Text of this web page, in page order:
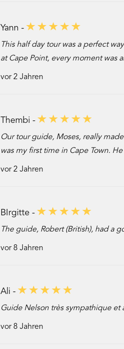
Yann -
This half day tour was a perfect
at Cape Point, every moment was
vor 2 Jahren
Thembi -
Our tour guide, Moses, really
was my first time in Cape Town.
vor 2 Jahren
BIrgitte -
The guide, Robert (British), had a
vor 8 Jahren
Ali -
Guide Nelson très sympathique et
vor 8 Jahren